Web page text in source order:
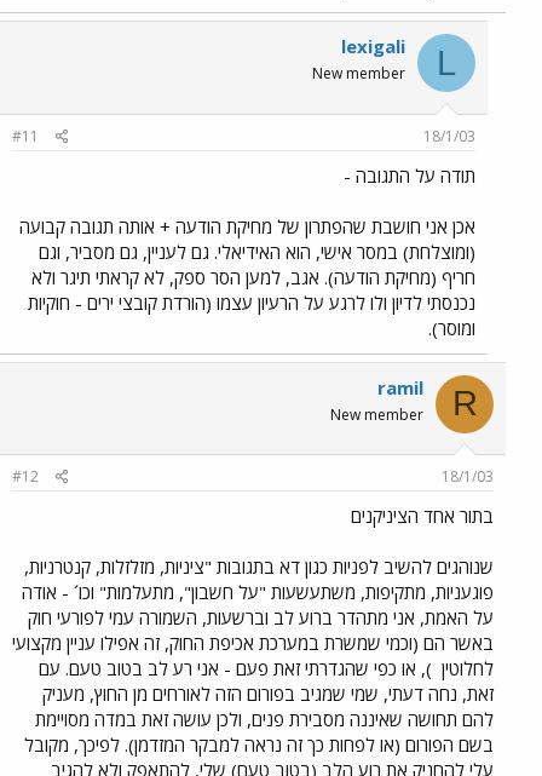
L
lexigali
New member
18/1/03
#11
תודה על התגובה -
אכן אני חושבת שהפתרון של מחיקת הודעה + אותה תגובה קבועה
(ומוצלחת) במסר אישי, הוא האידיאלי. גם לעניין, גם מסביר, וגם
חריף (מחיקת הודעה). אגב, למען הסר ספק, לא קראתי תיגר ולא
נכנסתי לדיון ולו לרגע על הרעיון עצמו (הורדת קובצי ירים - חוקיות
ומוסר).
R
ramil
New member
18/1/03
#12
בתור אחד הציניקנים
שנוהגים להשיב לפניות כגון דא בתגובות "ציניות, מזלזלות, קנטרניות,
פוגעניות, מתקיפות, משתעשעות "על חשבון", מתעלמות" וכו´ - אודה
על האמת, אני מתהדר ברוע לב וברשעות, השמורה עמי לפורעי חוק
באשר הם (וכמי שמשרת במערכת אכיפת החוק, זה אפילו עניין מקצועי
לחלוטין ), או כפי שהגדרתי זאת פעם - אני רע לב בטוב טעם. עם
זאת, נחה דעתי, שמי שמגיב בפורום הזה לאורחים מן החוץ, מעניק
להם תחושה שאיננה מסבירת פנים, ולכן עושה זאת במדה מסויימת
בשם הפורום (או לפחות כך זה נראה למבקר המזדמן). לפיכך, מקובל
עלי להחניק את רוע הלב (בטוב טעם) שלי, להתאפק ולא להגיב